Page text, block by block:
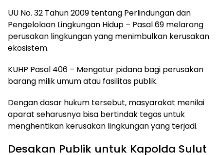
UU No. 32 Tahun 2009 tentang Perlindungan dan
Pengelolaan Lingkungan Hidup – Pasal 69 melarang
perusakan lingkungan yang menimbulkan kerusakan
ekosistem.
KUHP Pasal 406 – Mengatur pidana bagi perusakan
barang milik umum atau fasilitas publik.
Dengan dasar hukum tersebut, masyarakat menilai
aparat seharusnya bisa bertindak tegas untuk
menghentikan kerusakan lingkungan yang terjadi.
Desakan Publik untuk Kapolda Sulut